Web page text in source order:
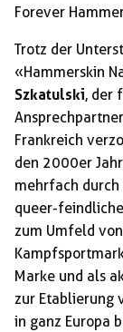
Forever
Trotz der
«Hammerskin
Szkatulski, der
Frankreich
den 2000er
mehrfach durch
queer-
zum Umfeld
Marke und als
zur Etablierung
in ganz Europa